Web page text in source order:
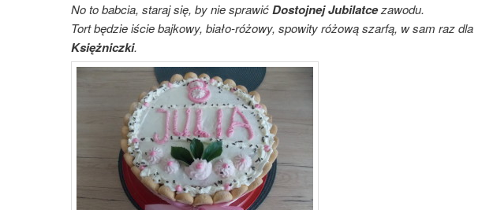
No to babcia, staraj się, by nie sprawićDostojnej Jubilatcezawodu.
Tort będzie iście bajkowy, biało-różowy, spowity różową szarfą, w sam raz dla
Księżniczki.